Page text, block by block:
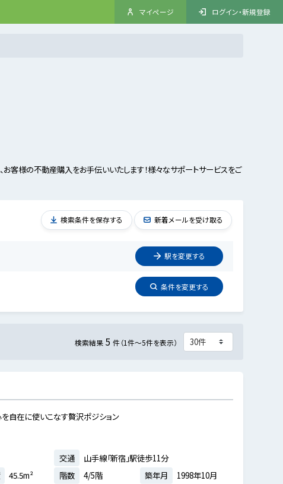
マイページ ログイン・新規登録
客様の不動産購入をお手伝いいたします！様々なサポートサービスをご
駅を変更する
条件を変更する
検索条件を保存する 新着メールを受け取る
検索結果 5 件（1件～5件を表示）
自在に使いこなす贅沢ポジション
交通
山手線「新宿」駅徒歩11分
45.5m² 階数 4/5階 築年月 1998年10月